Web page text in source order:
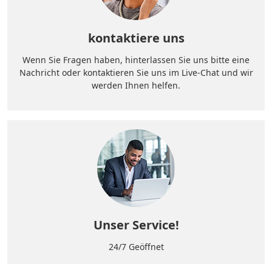
kontaktiere uns
Wenn Sie Fragen haben, hinterlassen Sie uns bitte eine
Nachricht oder kontaktieren Sie uns im Live-Chat und wir
werden Ihnen helfen.
Unser Service!
24/7 Geöffnet